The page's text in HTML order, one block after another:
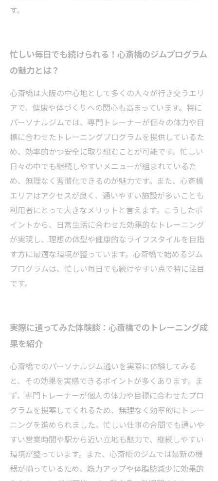
す。
忙しい毎日でも続けられる！心斎橋のジムプログラム
の魅力とは？
心斎橋は大阪の中心地として多くの人々が行き交うエリ
アで、健康や体づくりへの関心も高まっています。特に
パーソナルジムでは、専門トレーナーが個々の体力や目
標に合わせたトレーニングプログラムを提供しているた
め、効率的かつ安全に取り組むことが可能です。忙しい
日々の中でも継続しやすいメニューが組まれているた
め、無理なく習慣化できるのが魅力です。また、心斎橋
エリアはアクセスが良く、通いやすい施設が多いことも
利用者にとって大きなメリットと言えます。こうしたポ
イントから、日常生活に合わせた効果的なトレーニング
が実現し、理想の体型や健康的なライフスタイルを目指
す方に最適な環境が整っています。心斎橋で始めるジム
プログラムは、忙しい毎日でも続けやすい点で特に注目
です。
実際に通ってみた体験談：心斎橋でのトレーニング成
果を紹介
心斎橋でのパーソナルジム通いを実際に体験してみる
と、その効果を実感できるポイントが多くあります。ま
ず、専門トレーナーが個人の体力や目標に合わせたプロ
グラムを提案してくれるため、無理なく効率的にトレー
ニングを進められました。忙しい仕事の合間でも通いや
すい営業時間や駅から近い立地も魅力で、継続しやすい
環境が整っています。また、心斎橋のジムでは最新の機
器が揃っているため、筋力アップや体脂肪減少に効果的